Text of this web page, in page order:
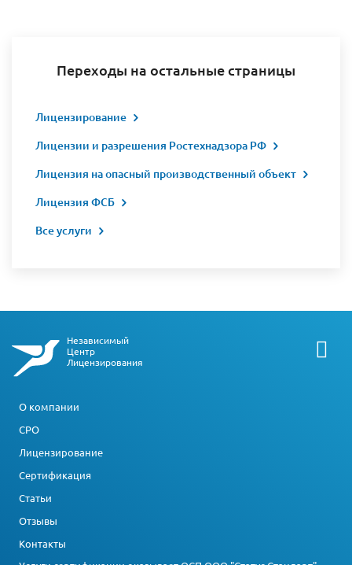
Переходы на остальные страницы
Лицензирование
Лицензии и разрешения Ростехнадзора РФ
Лицензия на опасный производственный объект
Лицензия ФСБ
Все услуги
Независимый
Центр
Лицензирования
О компании
СРО
Лицензирование
Сертификация
Статьи
Отзывы
Контакты